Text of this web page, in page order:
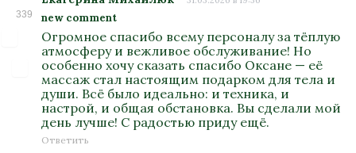
339 new comment
Огромное спасибо всему персоналу за тёплую
атмосферу и вежливое обслуживание! Но
особенно хочу сказать спасибо Оксане — её
массаж стал настоящим подарком для тела и
души. Всё было идеально: и техника, и
настрой, и общая обстановка. Вы сделали мой
день лучше! С радостью приду ещё.
Ответить